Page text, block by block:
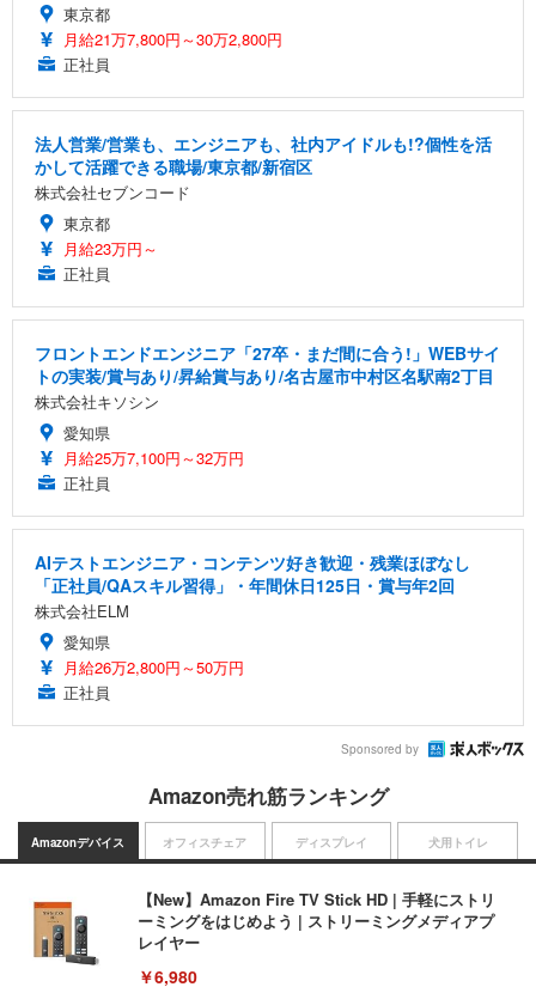
東京都
月給21万7,800円～30万2,800円
正社員
法人営業/営業も、エンジニアも、社内アイドルも!?個性を活
かして活躍できる職場/東京都/新宿区
株式会社セブンコード
東京都
月給23万円～
正社員
フロントエンドエンジニア「27卒・まだ間に合う!」WEBサイ
トの実装/賞与あり/昇給賞与あり/名古屋市中村区名駅南2丁目
株式会社キソシン
愛知県
月給25万7,100円～32万円
正社員
AIテストエンジニア・コンテンツ好き歓迎・残業ほぼなし
「正社員/QAスキル習得」・年間休日125日・賞与年2回
株式会社ELM
愛知県
月給26万2,800円～50万円
正社員
Sponsored by
Amazon売れ筋ランキング
Amazonデバイス
【New】Amazon Fire TV Stick HD | 手軽にストリ
ーミングをはじめよう | ストリーミングメディアプ
レイヤー
￥6,980
オフィスチェア ディスプレイ 犬用トイレ